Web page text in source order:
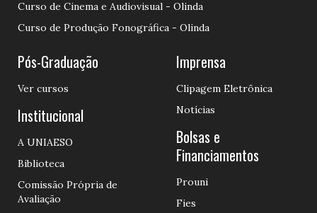
Curso de Cinema e Audiovisual - Olinda
Curso de Produção Fonográfica - Olinda
Pós-Graduação
Ver cursos
Institucional
A UNIAESO
Biblioteca
Comissão Própria de
Avaliação
Imprensa
Clipagem Eletrônica
Notícias
Bolsas e
Financiamentos
Prouni
Fies